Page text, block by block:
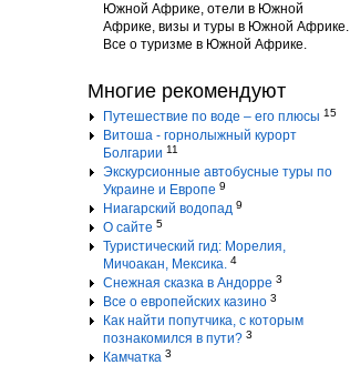
Южной Африке, отели в Южной
Африке, визы и туры в Южной Африке.
Все о туризме в Южной Африке.
Многие рекомендуют
Путешествие по воде – его плюсы 15
Витоша - горнолыжный курорт
Болгарии 11
Экскурсионные автобусные туры по
Украине и Европе 9
Ниагарский водопад 9
О сайте 5
Туристический гид: Морелия,
Мичоакан, Мексика. 4
Снежная сказка в Андорре 3
Все о европейских казино 3
Как найти попутчика, с которым
познакомился в пути? 3
Камчатка 3